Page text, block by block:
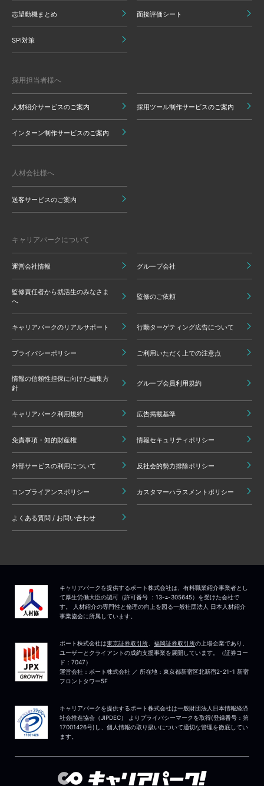
志望動機まとめ 面接評価シート
SPI対策
採用担当者様へ
人材紹介サービスのご案内 採用ツール制作サービスのご案内
インターン制作サービスのご案内
人材会社様へ
送客サービスのご案内
キャリアパークについて
運営会社情報 グループ会社
監修責任者から就活生のみなさま
へ
監修のご依頼
キャリアパークのリアルサポート 行動ターゲティング広告について
プライバシーポリシー ご利用いただく上での注意点
情報の信頼性担保に向けた編集方
針
グループ会員利用規約
キャリアパーク利用規約 広告掲載基準
免責事項・知的財産権 情報セキュリティポリシー
外部サービスの利用について 反社会的勢力排除ポリシー
コンプライアンスポリシー カスタマーハラスメントポリシー
よくある質問 / お問い合わせ